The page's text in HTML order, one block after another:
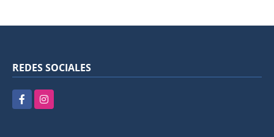
REDES SOCIALES
FacebookInstagram